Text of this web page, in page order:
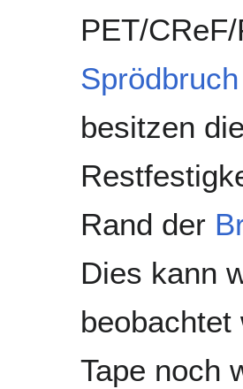
PET/
Sprödbruch
besitzen
Rand der
Dies kann
Tape noch